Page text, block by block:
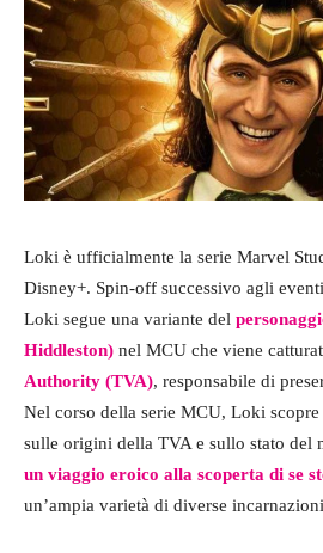
Loki è ufficialmente la serie Marvel
Disney+. Spin-off successivo agli
Loki segue una variante del
Hiddleston) nel MCU che viene
Authority (TVA), responsabile di
Nel corso della serie MCU, Loki scopre
sulle origini della TVA e sullo stato del
un viaggio eroico alla scoperta di se
un’ampia varietà di diverse